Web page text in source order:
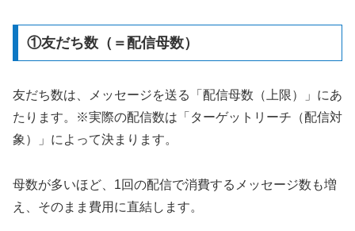
①友だち数（＝配信母数）
友だち数は、メッセージを送る「配信母数（上限）」にあ
たります。※実際の配信数は「ターゲットリーチ（配信対
象）」によって決まります。
母数が多いほど、1回の配信で消費するメッセージ数も増
え、そのまま費用に直結します。